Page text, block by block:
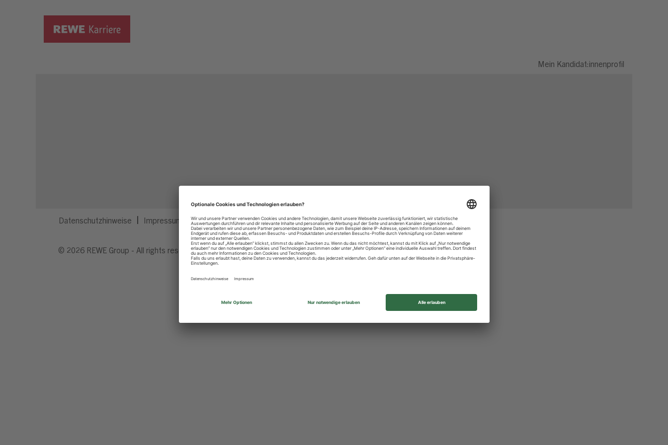
Mein Kandidat:innenprofil
Datenschutzhinweise Impressum Privatsphäre-Einstellungen
© 2026 REWE Group - All rights reserved